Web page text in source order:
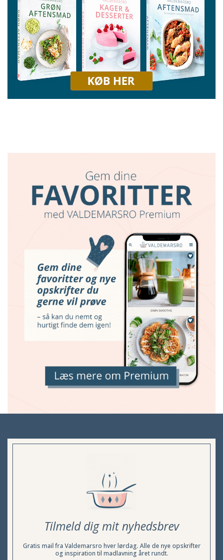
Tilmeld dig mit nyhedsbrev
Gratis mail fra Valdemarsro hver lørdag. Alle de nye opskrifter
og inspiration til madlavning året rundt.